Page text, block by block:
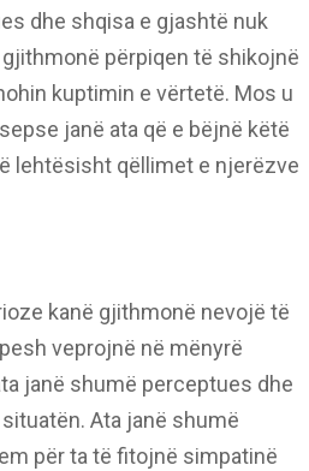
dhe shqisa e gjashtë nuk
përpiqen të shikojnë
kuptimin e vërtetë. Mos u
janë ata që e bëjnë këtë
lehtësisht qëllimet e njerëzve
kanë gjithmonë nevojë të
veprojnë në mënyrë
janë shumë perceptues dhe
Ata janë shumë
për ta të fitojnë simpatinë